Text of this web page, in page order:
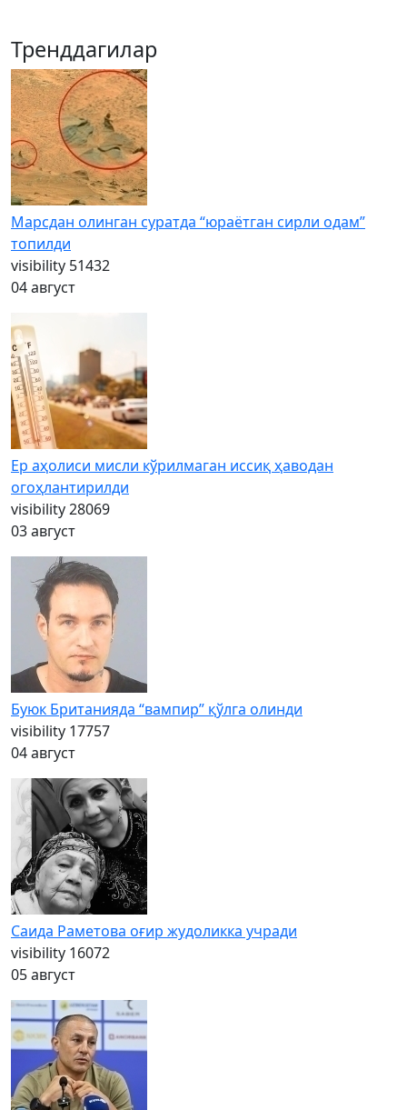
Тренддагилар
Марсдан олинган суратда “юраётган сирли одам”
топилди
visibility 51432
04 август
Ер аҳолиси мисли кўрилмаган иссиқ ҳаводан
огоҳлантирилди
visibility28069
03 август
Буюк Британияда “вампир” қўлга олинди
visibility 17757
04 август
Саида Раметова оғир жудоликка учради
visibility 16072
05 август